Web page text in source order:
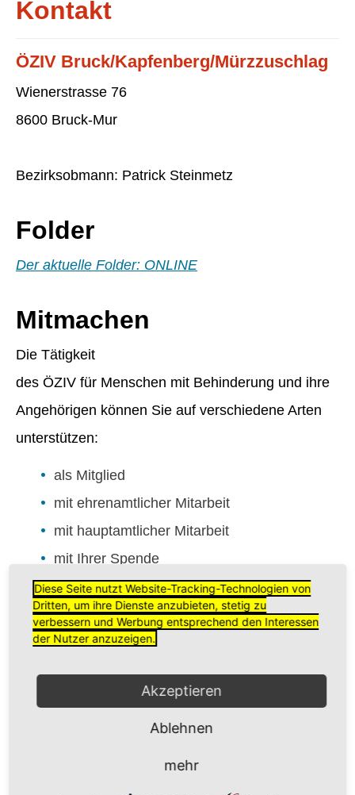
Kontakt
ÖZIV Bruck/Kapfenberg/Mürzzuschlag
Wienerstrasse 76
8600 Bruck-Mur
Bezirksobmann: Patrick Steinmetz
Folder
Der aktuelle Folder: ONLINE
Mitmachen
Die Tätigkeit
des ÖZIV für Menschen mit Behinderung und ihre
Angehörigen können Sie auf verschiedene Arten
unterstützen:
als Mitglied
mit ehrenamtlicher Mitarbeit
mit hauptamtlicher Mitarbeit
mit Ihrer Spende
als Sponsor
LINK zu Mitgliedschaft
Vorstand
Diese Seite nutzt Website-Tracking-Technologien von
Dritten, um ihre Dienste anzubieten, stetig zu
verbessern und Werbung entsprechend den Interessen
der Nutzer anzuzeigen.
Akzeptieren
Ablehnen
mehr